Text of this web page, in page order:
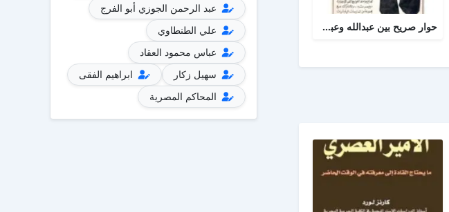
حوار صريح بين عبدالله وعبدالمسيح
عبد الرحمن الجوزي أبو الفرج
علي الطنطاوي
عباس محمود العقاد
سهيل زكار
ابراهيم الفقى
المحاكم المصرية